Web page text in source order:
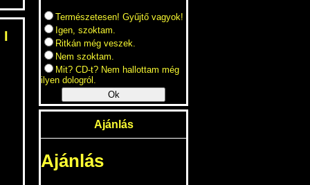
I
Természetesen! Gyűjtő vagyok!
Igen, szoktam.
Ritkán még veszek.
Nem szoktam.
Mit? CD-t? Nem hallottam még
ilyen dologról.
Ok
Ajánlás
Ajánlás